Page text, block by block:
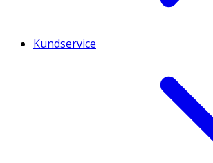
Kundservice